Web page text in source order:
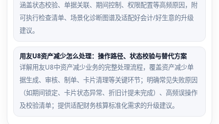
涵盖状态校验、单据关联、期间控制、权限配置等高频原因，附
可执行检查清单、场景化诊断图谱及适配好会计/好生意的升级
建议。
用友U8资产减少怎么处理：操作路径、状态校验与替代方案
详解用友U8中资产减少业务的完整处理流程，覆盖资产减少单
据生成、审核、制单、卡片清理等关键环节；明确常见失败原因
（如期间锁定、卡片状态异常、折旧计提未完成）、高频误操作
及校验清单；提供适配财务核算标准化需求的升级建议。